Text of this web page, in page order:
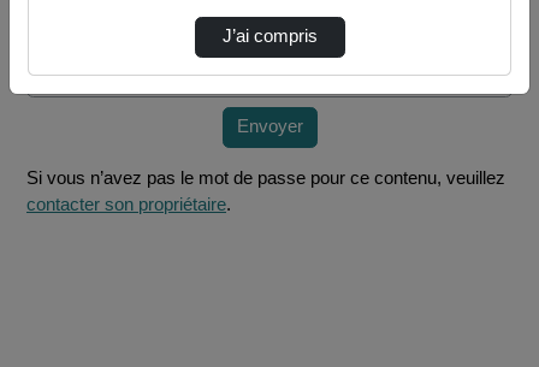
Envoyer
Si vous n’avez pas le mot de passe pour ce contenu, veuillez
contacter son propriétaire.
J’ai compris